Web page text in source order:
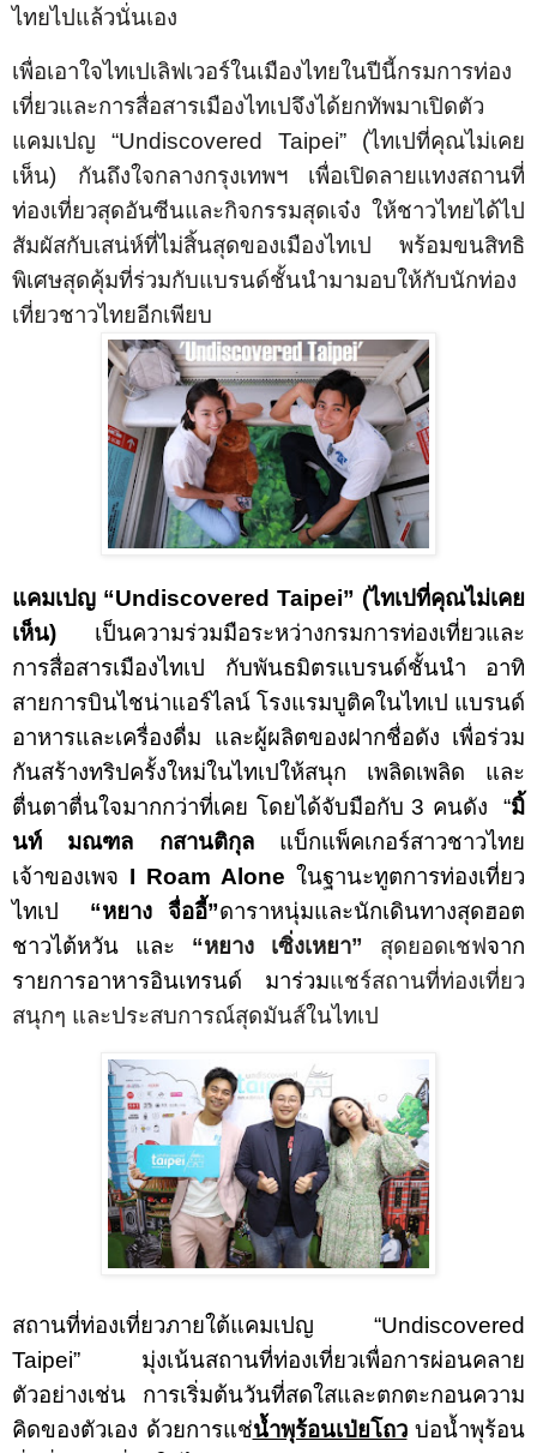
ไทยไปแล้วนั่นเอง
เพื่อเอาใจไทเปเลิฟเวอร์ในเมืองไทยในปีนี้กรมการท่อง
เที่ยวและการสื่อสารเมืองไทเปจึงได้ยกทัพมาเปิดตัว
แคมเปญ “Undiscovered Taipei” (ไทเปที่คุณไม่เคย
เห็น)
กันถึงใจกลางกรุงเทพฯ เพื่อเปิดลายแทงสถานที่
ท่องเที่ยวสุดอันซีนและกิจกรรมสุดเจ๋ง ให้ชาวไทยได้ไป
สัมผัสกับเสน่ห์ที่ไม่สิ้นสุดของเมืองไทเป พร้อมขนสิทธิ
พิเศษสุดคุ้มที่ร่วมกับแบรนด์ชั้นนำมามอบให้กับนักท่อง
เที่ยวชาวไทยอีกเพียบ
แคมเปญ “Undiscovered Taipei” (ไทเปที่คุณไม่เคย
เห็น) เป็นความร่วมมือระหว่างกรมการท่องเที่ยวและ
การสื่อสารเมืองไทเป กับพันธมิตรแบรนด์ชั้นนำ อาทิ
สายการบินไชน่าแอร์ไลน์ โรงแรมบูติคในไทเป แบรนด์
อาหารและเครื่องดื่ม และผู้ผลิตของฝากชื่อดัง เพื่อร่วม
กันสร้างทริปครั้งใหม่ในไทเปให้สนุก เพลิดเพลิด และ
ตื่นตาตื่นใจมากกว่าที่เคย โดยได้จับมือกับ3 คนดัง “มิ้
นท์
มณฑล กสานติกุลแบ็กแพ็คเกอร์สาวชาวไทย
เจ้าของเพจ I Roam Alone ในฐานะทูตการท่องเที่ยว
ไทเป “หยาง จื่ออี้”ดาราหนุ่มและนักเดินทางสุดฮอต
ชาวไต้หวัน และ “หยาง เซิ่งเหยา” สุดยอดเชฟจาก
รายการอาหารอินเทรนด์ มาร่วมแชร์สถานที่ท่องเที่ยว
สนุกๆ และประสบการณ์สุดมันส์ในไทเป
สถานที่ท่องเที่ยวภายใต้แคมเปญ “Undiscovered
Taipei”
มุ่งเน้นสถานที่ท่องเที่ยวเพื่อการผ่อนคลาย
ตัวอย่างเช่น การเริ่มต้นวันที่สดใสและตกตะกอนความ
คิดของตัวเอง ด้วยการแช่น้ำพุร้อนเป่ยโถวบ่อน้ำพุร้อน